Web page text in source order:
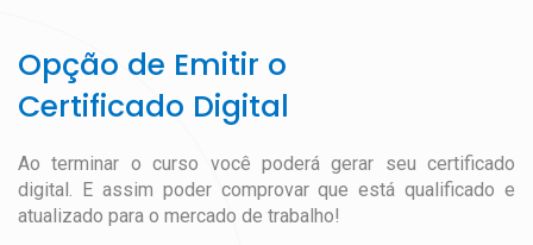
Opção de Emitir o
Certificado Digital
Ao terminar o curso você poderá gerar seu certificado
digital. E assim poder comprovar que está qualificado e
atualizado para o mercado de trabalho!